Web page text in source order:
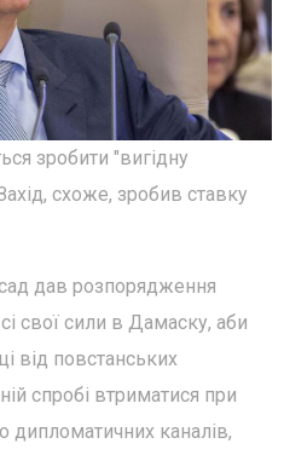
зробити "вигідну
схоже, зробив ставку
дав розпорядження
свої сили в Дамаску, аби
від повстанських
спробі втриматися при
дипломатичних каналів,